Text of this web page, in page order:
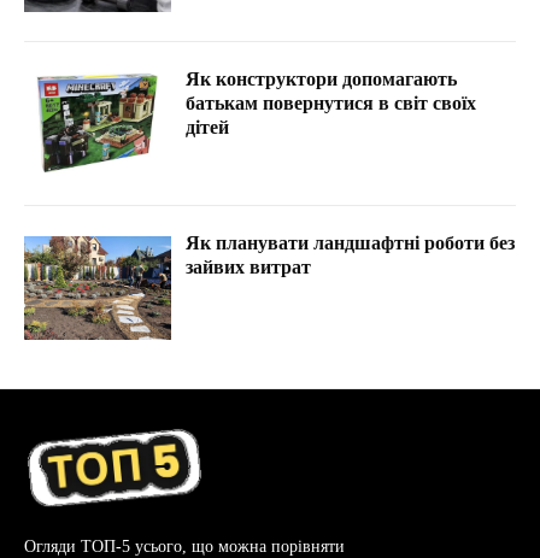
Як конструктори допомагають
батькам повернутися в світ своїх
дітей
Як планувати ландшафтні роботи без
зайвих витрат
Огляди ТОП-5 усього, що можна порівняти